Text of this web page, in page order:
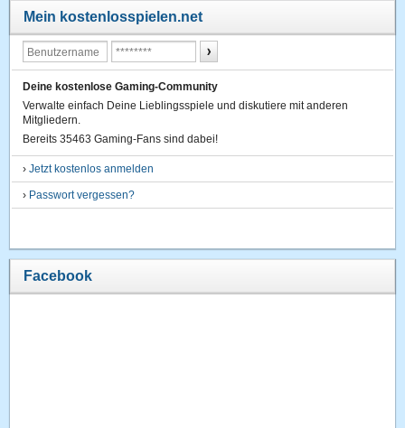
Mein kostenlosspielen.net
Deine kostenlose Gaming-Community
Verwalte einfach Deine Lieblingsspiele und diskutiere mit anderen
Mitgliedern.
Bereits 35463 Gaming-Fans sind dabei!
›Jetzt kostenlos anmelden
› Passwort vergessen?
Facebook